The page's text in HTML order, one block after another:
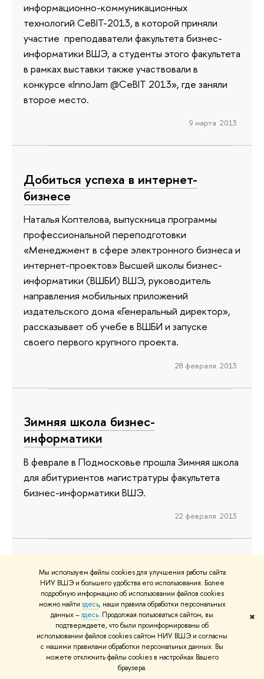
Мы используем файлы cookies для улучшения работы сайта
НИУ ВШЭ и большего удобства его использования. Более
подробную информацию об использовании файлов cookies
можно найти здесь, наши правила обработки персональных
данных –здесь. Продолжая пользоваться сайтом, вы
подтверждаете, что были проинформированы об
использовании файлов cookies сайтом НИУ ВШЭ и согласны
с нашими правилами обработки персональных данных. Вы
можете отключить файлы cookies в настройках Вашего
браузера.
✖
информационно-коммуникационных
технологий CeBIT-2013, в которой приняли
участие преподаватели факультета бизнес-
информатики ВШЭ, а студенты этого факультета
в рамках выставки также участвовали в
конкурсе «InnoJam @CeBIT 2013», где заняли
второе место.
9 марта 2013
Добиться успеха в интернет-
бизнесе
Наталья Коптелова, выпускница программы
профессиональной переподготовки
«Менеджмент в сфере электронного бизнеса и
интернет-проектов» Высшей школы бизнес-
информатики (ВШБИ) ВШЭ, руководитель
направления мобильных приложений
издательского дома «Генеральный директор»,
рассказывает об учебе в ВШБИ и запуске
своего первого крупного проекта.
28 февраля 2013
Зимняя школа бизнес-
информатики
В феврале в Подмосковье прошла Зимняя школа
для абитуриентов магистратуры факультета
бизнес-информатики ВШЭ.
22 февраля 2013
Креативное мышление
Студенты факультета бизнес-информатики
ВШЭ вошли в число победителей соревнования
по креативному мышлению и разработке
приложений на базе главных инновационных
продуктов компании SAP: SAP HANA One и SAP
Chrystal Dashboard Designer.